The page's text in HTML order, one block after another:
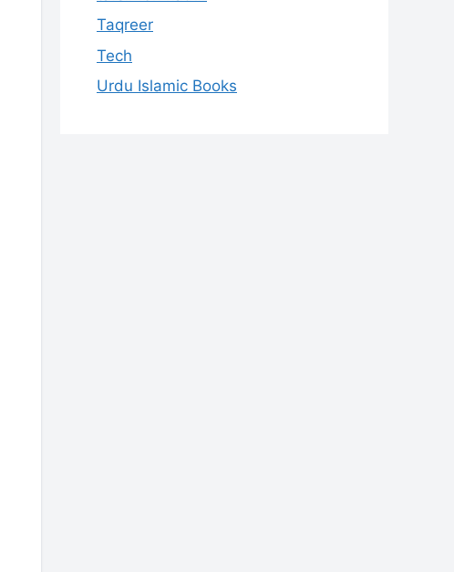
Taqreer
Tech
Urdu Islamic Books